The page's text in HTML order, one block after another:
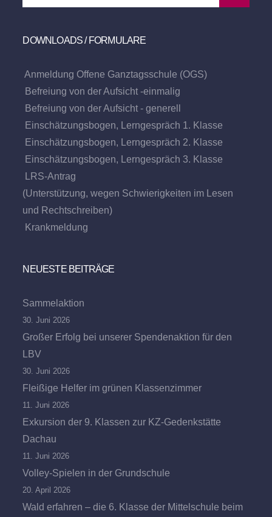
DOWNLOADS / FORMULARE
Anmeldung Offene Ganztagsschule (OGS)
Befreiung von der Aufsicht -einmalig
Befreiung von der Aufsicht - generell
Einschätzungsbogen, Lerngespräch 1. Klasse
Einschätzungsbogen, Lerngespräch 2. Klasse
Einschätzungsbogen, Lerngespräch 3. Klasse
LRS-Antrag
(Unterstützung, wegen Schwierigkeiten im Lesen
und Rechtschreiben)
Krankmeldung
NEUESTE BEITRÄGE
Sammelaktion
30. Juni 2026
Großer Erfolg bei unserer Spendenaktion für den
LBV
30. Juni 2026
Fleißige Helfer im grünen Klassenzimmer
11. Juni 2026
Exkursion der 9. Klassen zur KZ-Gedenkstätte
Dachau
11. Juni 2026
Volley-Spielen in der Grundschule
20. April 2026
Wald erfahren – die 6. Klasse der Mittelschule beim